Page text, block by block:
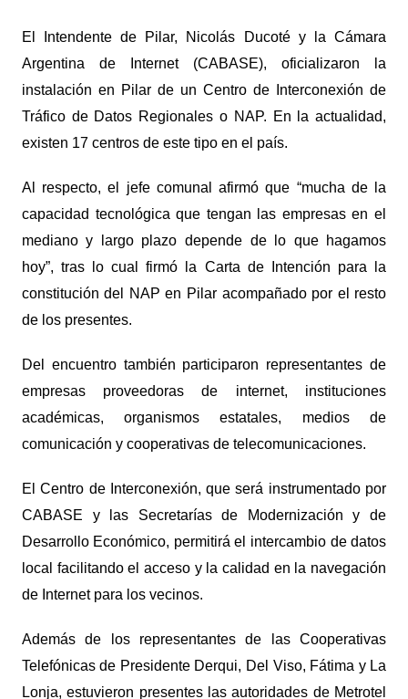
El Intendente de Pilar, Nicolás Ducoté y la Cámara
Argentina de Internet (CABASE), oficializaron la
instalación en Pilar de un Centro de Interconexión de
Tráfico de Datos Regionales o NAP. En la actualidad,
existen 17 centros de este tipo en el país.
Al respecto, el jefe comunal afirmó que “mucha de la
capacidad tecnológica que tengan las empresas en el
mediano y largo plazo depende de lo que hagamos
hoy”, tras lo cual firmó la Carta de Intención para la
constitución del NAP en Pilar acompañado por el resto
de los presentes.
Del encuentro también participaron representantes de
empresas proveedoras de internet, instituciones
académicas, organismos estatales, medios de
comunicación y cooperativas de telecomunicaciones.
El Centro de Interconexión, que será instrumentado por
CABASE y las Secretarías de Modernización y de
Desarrollo Económico, permitirá el intercambio de datos
local facilitando el acceso y la calidad en la navegación
de Internet para los vecinos.
Además de los representantes de las Cooperativas
Telefónicas de Presidente Derqui, Del Viso, Fátima y La
Lonja, estuvieron presentes las autoridades de Metrotel